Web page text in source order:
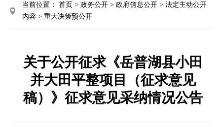
当前位置： 首页 > 政务公开 > 政府信息公开 > 法定主动公开
内容 > 重大决策预公开
关于公开征求《岳普湖县小田
并大田平整项目（征求意见
稿）》征求意见采纳情况公告